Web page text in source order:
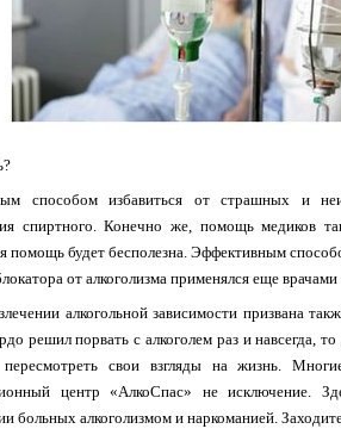
способом избавиться от страшных и
спиртного. Конечно же, помощь медиков
помощь будет бесполезна. Эффективным
от алкоголизма применялся еще
алкогольной зависимости призвана
решил порвать с алкоголем раз и навсегда,
пересмотреть свои взгляды на жизнь.
центр «АлкоСпас» не исключение.
больных алкоголизмом и наркоманией.